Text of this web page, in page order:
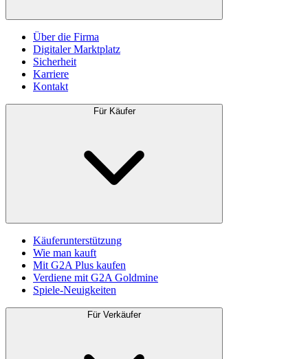
Über die Firma
Digitaler Marktplatz
Sicherheit
Karriere
Kontakt
Für Käufer
Käuferunterstützung
Wie man kauft
Mit G2A Plus kaufen
Verdiene mit G2A Goldmine
Spiele-Neuigkeiten
Für Verkäufer